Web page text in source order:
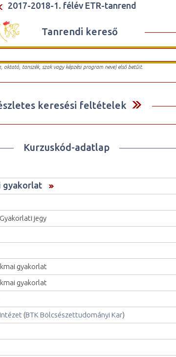
2017-2018-1. félév ETR-tanrend
Tanrendi kereső
tanszék, szak vagy képzési program neve) első betűit.
keresési feltételek
Kurzuskód-adatlap
gyakorlat
jegy
gyakorlat
gyakorlat
(BTK Bölcsészettudományi Kar)